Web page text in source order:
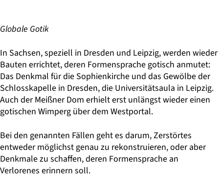
Globale Gotik
In Sachsen, speziell in Dresden und Leipzig, werden wieder
Bauten errichtet, deren Formensprache gotisch anmutet:
Das Denkmal für die Sophienkirche und das Gewölbe der
Schlosskapelle in Dresden, die Universitätsaula in Leipzig.
Auch der Meißner Dom erhielt erst unlängst wieder einen
gotischen Wimperg über dem Westportal.
Bei den genannten Fällen geht es darum, Zerstörtes
entweder möglichst genau zu rekonstruieren, oder aber
Denkmale zu schaffen, deren Formensprache an
Verlorenes erinnern soll.